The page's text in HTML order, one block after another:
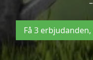
Få 3